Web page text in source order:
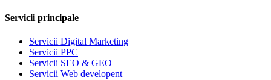
Servicii principale
Servicii Digital Marketing
Servicii PPC
Servicii SEO & GEO
Servicii Web developent